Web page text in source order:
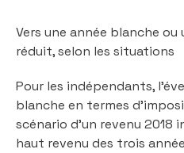
Vers une année blanche
réduit, selon les situations
Pour les indépendants,
blanche en termes
scénario d’un revenu 2018
haut revenu des trois